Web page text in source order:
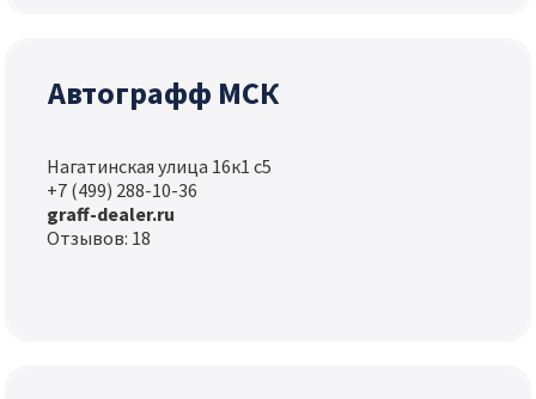
Автографф МСК
Нагатинская улица 16к1 с5
+7 (499) 288-10-36
graff-dealer.ru
Отзывов: 18